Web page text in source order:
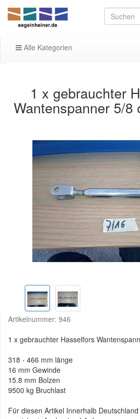
Alle Kategorien
1 x gebrauchter
Wantenspanner 5/8
Artikelnummer: 946
1 x gebrauchter Hasselfors
318 - 466 mm länge
16 mm Gewinde
15.8 mm Bolzen
9500 kg Bruchlast
Für diesen Artikel Innerhalb